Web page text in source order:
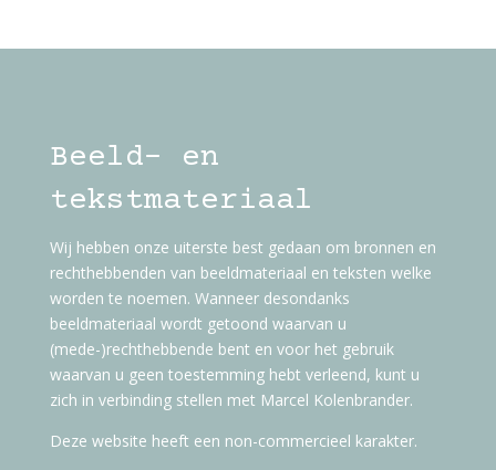
Beeld- en
tekstmateriaal
Wij hebben onze uiterste best gedaan om bronnen en
rechthebbenden van beeldmateriaal en teksten welke
worden te noemen. Wanneer desondanks
beeldmateriaal wordt getoond waarvan u
(mede-)rechthebbende bent en voor het gebruik
waarvan u geen toestemming hebt verleend, kunt u
zich in verbinding stellen met Marcel Kolenbrander.
Deze website heeft een non-commercieel karakter.